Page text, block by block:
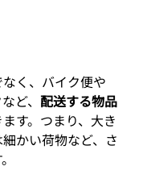
く、バイク便や
ど、配送する物品
す。つまり、大き
かい荷物など、さ